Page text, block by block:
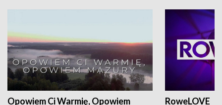
Opowiem Ci Warmię, Opowiem
RoweLOVE